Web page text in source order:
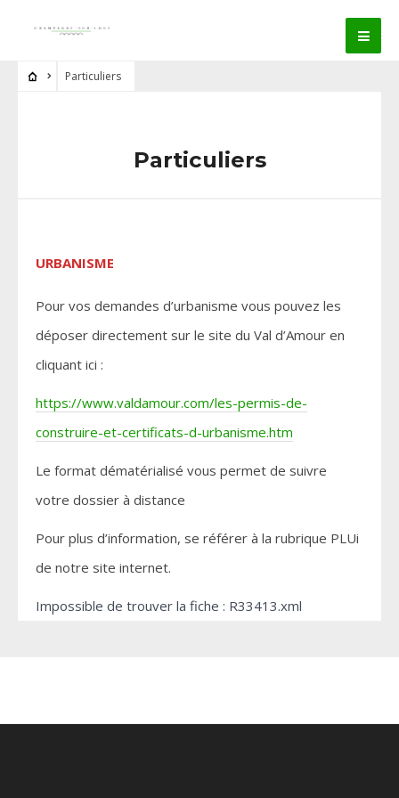
Particuliers
Particuliers
URBANISME
Pour vos demandes d’urbanisme vous pouvez les
déposer directement sur le site du Val d’Amour en
cliquant ici :
https://www.valdamour.com/les-permis-de-
construire-et-certificats-d-urbanisme.htm
Le format dématérialisé vous permet de suivre
votre dossier à distance
Pour plus d’information, se référer à la rubrique PLUi
de notre site internet.
Impossible de trouver la fiche : R33413.xml